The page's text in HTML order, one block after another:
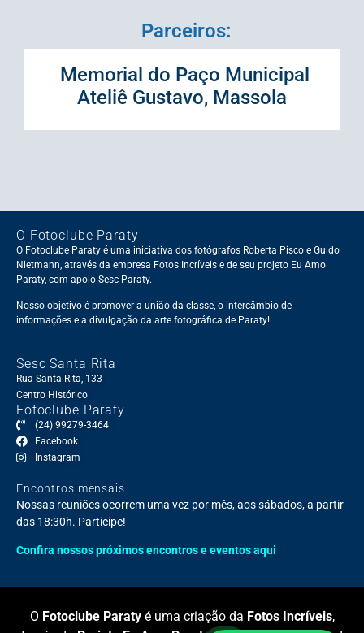
Parceiros:
Memorial do Paço Municipal
Ateliê Gustavo, Massola
O Fotoclube Paraty
O Fotoclube Paraty é uma iniciativa dos fotógrafos Roberta Pisco e Guido
Nietmann, através da empresa Fotos Incríveis e de seu projeto Eu Amo
Paraty, com apoio Sesc Paraty.
Nosso objetivo é promover a união da classe, o intercâmbio de
informações e a divulgação da arte fotográfica de Paraty!
Sesc Santa Rita
Rua Santa Rita, 133
Centro Histórico
Fotoclube Paraty
(24) 99279-3464
Facebook
Instagram
Encontros mensais
Nossas reuniões ocorrem uma vez por mês, aos sábados, a partir
das 18:30h. Participe!
Confira nossos próximos encontros e eventos aqui
O Fotoclube Paratyé uma criação da Fotos Incríveis,